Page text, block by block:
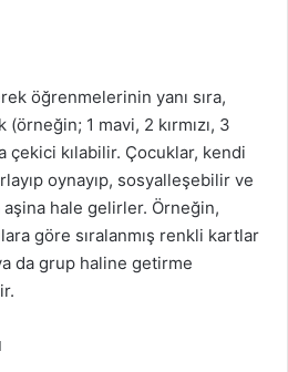
öğrenmelerinin yanı sıra,
1 mavi, 2 kırmızı, 3
çekici kılabilir. Çocuklar, kendi
oynayıp, sosyalleşebilir ve
aşina hale gelirler. Örneğin,
göre sıralanmış renkli kartlar
da grup haline getirme